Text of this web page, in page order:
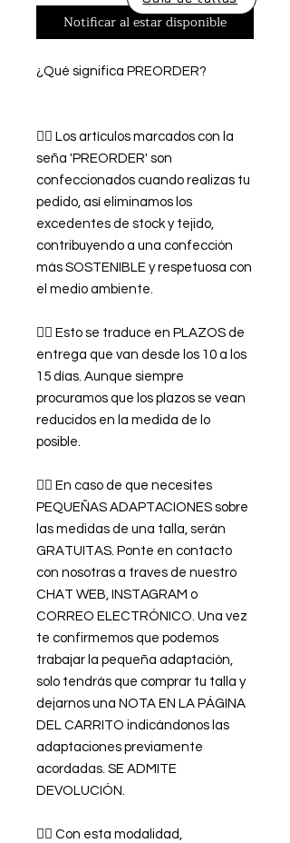
Notificar al estar disponible
¿Qué significa PREORDER?
👉🏿 Los artículos marcados con la
seña 'PREORDER' son
confeccionados cuando realizas tu
pedido, así eliminamos los
excedentes de stock y tejido,
contribuyendo a una confección
más SOSTENIBLE y respetuosa con
el medio ambiente.
👉🏿 Esto se traduce en PLAZOS de
entrega que van desde los 10 a los
15 días. Aunque siempre
procuramos que los plazos se vean
reducidos en la medida de lo
posible.
👉🏿 En caso de que necesites
PEQUEÑAS ADAPTACIONES sobre
las medidas de una talla, serán
GRATUITAS. Ponte en contacto
con nosotras a traves de nuestro
CHAT WEB, INSTAGRAM o
CORREO ELECTRÓNICO. Una vez
te confirmemos que podemos
trabajar la pequeña adaptación,
solo tendrás que comprar tu talla y
dejarnos una NOTA EN LA PÁGINA
DEL CARRITO indicándonos las
adaptaciones previamente
acordadas. SE ADMITE
DEVOLUCIÓN.
👉🏿 Con esta modalidad,